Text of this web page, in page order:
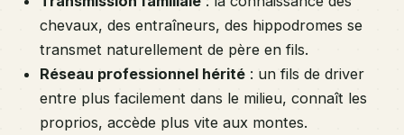
chevaux, des entraîneurs, des hippodromes se
transmet naturellement de père en fils.
Réseau professionnel hérité : un fils de driver
entre plus facilement dans le milieu, connaît les
proprios, accède plus vite aux montes.